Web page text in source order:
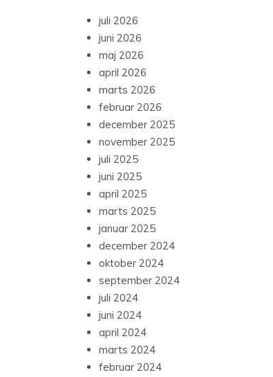
juli 2026
juni 2026
maj 2026
april 2026
marts 2026
februar 2026
december 2025
november 2025
juli 2025
juni 2025
april 2025
marts 2025
januar 2025
december 2024
oktober 2024
september 2024
juli 2024
juni 2024
april 2024
marts 2024
februar 2024